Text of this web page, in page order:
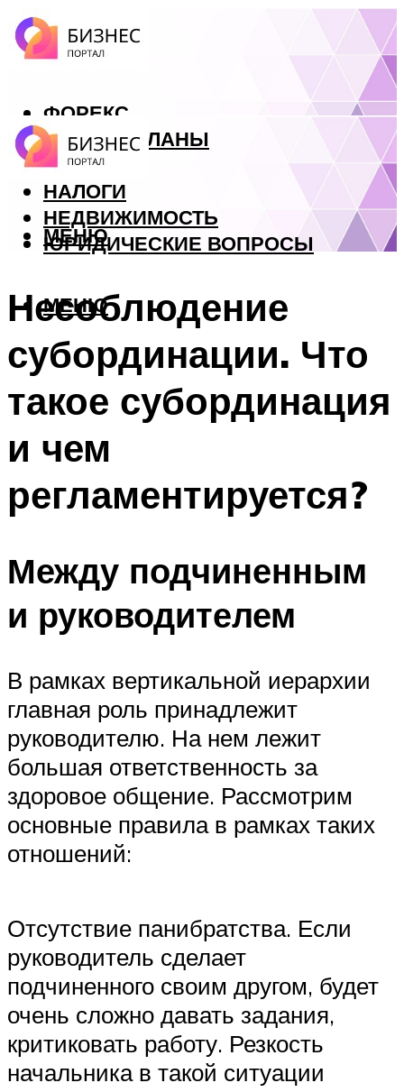
ФОРЕКС
БИЗНЕС ПЛАНЫ
КРЕДИТЫ
НАЛОГИ
НЕДВИЖИМОСТЬ
ЮРИДИЧЕСКИЕ ВОПРОСЫ
МЕНЮ
МЕНЮ
Несоблюдение
субординации. Что
такое субординация
и чем
регламентируется?
Между подчиненным
и руководителем
В рамках вертикальной иерархии
главная роль принадлежит
руководителю. На нем лежит
большая ответственность за
здоровое общение. Рассмотрим
основные правила в рамках таких
отношений:
Отсутствие панибратства. Если
руководитель сделает
подчиненного своим другом, будет
очень сложно давать задания,
критиковать работу. Резкость
начальника в такой ситуации